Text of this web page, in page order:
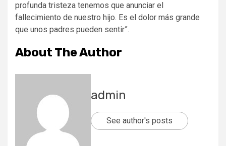
profunda tristeza tenemos que anunciar el
fallecimiento de nuestro hijo. Es el dolor más grande
que unos padres pueden sentir”.
About The Author
admin
See author's posts